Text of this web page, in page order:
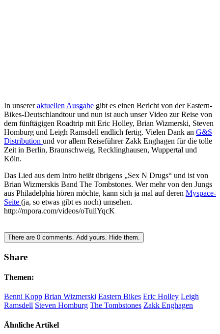
In unsereraktuellen Ausgabe gibt es einen Bericht von der Eastern-
Bikes-Deutschlandtour und nun ist auch unser Video zur Reise von
dem fünftägigen Roadtrip mit Eric Holley, Brian Wizmerski, Steven
Homburg und Leigh Ramsdell endlich fertig. Vielen Dank an G&S
Distribution und vor allem Reiseführer Zakk Enghagen für die tolle
Zeit in Berlin, Braunschweig, Recklinghausen, Wuppertal und
Köln.
Das Lied aus dem Intro heißt übrigens „Sex N Drugs“ und ist von
Brian Wizmerskis Band The Tombstones. Wer mehr von den Jungs
aus Philadelphia hören möchte, kann sich ja mal auf deren Myspace-
Seite (ja, so etwas gibt es noch) umsehen.
http://mpora.com/videos/oTuilYqcK
There are 0 comments. Add yours. Hide them.
Share
Themen:
Benni Kopp Brian Wizmerski Eastern Bikes Eric Holley Leigh
Ramsdell Steven Homburg The Tombstones Zakk Enghagen
Ähnliche Artikel